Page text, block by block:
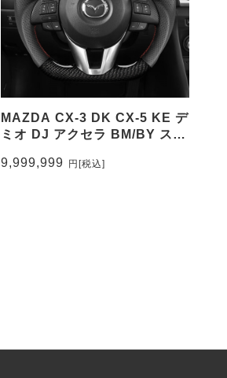
MAZDA CX-3 DK CX-5 KE デ
ミオ DJ アクセラ BM/BY ステ
グレザー トップマーク無し
9,999,999 円[税込]